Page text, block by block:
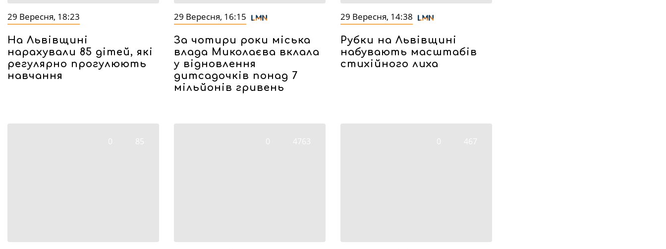
29 Вересня, 18:23
На Львівщині
нарахували 85 дітей, які
регулярно прогулюють
навчання
29 Вересня, 16:15
За чотири роки міська
влада Миколаєва вклала
у відновлення
дитсадочків понад 7
мільйонів гривень
29 Вересня, 14:38
Рубки на Львівщині
набувають масштабів
стихійного лиха
0 85 0 4763 0 467